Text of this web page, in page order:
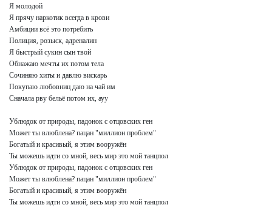
Я молодой
Я прячу наркотик всегда в крови
Амбиции всё это потребить
Полиция, розыск, адреналин
Я быстрый сукин сын твой
Обнажаю мечты их потом тела
Сочиняю хиты и давлю вискарь
Покупаю любовниц даю на чай им
Сначала рву бельё потом их, ауу
Ублюдок от природы, падонок с отцовских ген
Может ты влюблена? пацан "миллион проблем"
Богатый и красивый, я этим вооружён
Ты можешь идти со мной, весь мир это мой танцпол
Ублюдок от природы, падонок с отцовских ген
Может ты влюблена? пацан "миллион проблем"
Богатый и красивый, я этим вооружён
Ты можешь идти со мной, весь мир это мой танцпол